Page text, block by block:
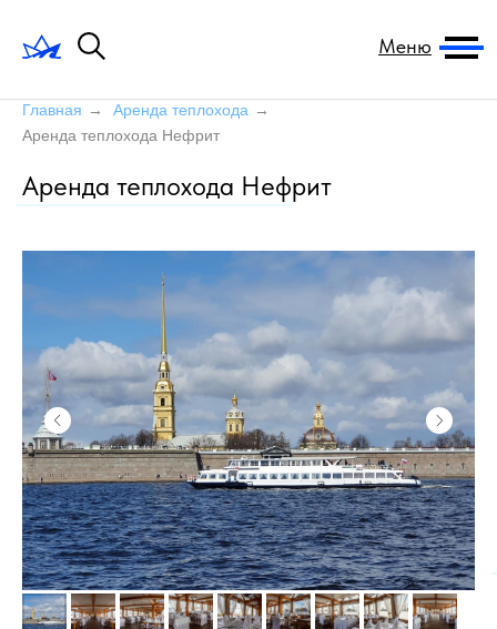
Меню
Главная → Аренда теплохода →
Аренда теплохода Нефрит
Аренда теплохода Нефрит